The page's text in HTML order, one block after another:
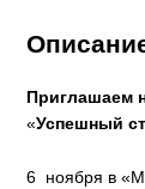
Приглашаем
«Успешный
6 ноября в